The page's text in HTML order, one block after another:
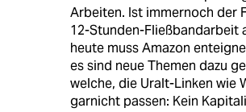
Arbeiten. Ist immernoch der
12-Stunden-Fließbandarbeit
heute muss Amazon
es sind neue Themen dazu
welche, die Uralt-Linken wie
garnicht passen: Kein